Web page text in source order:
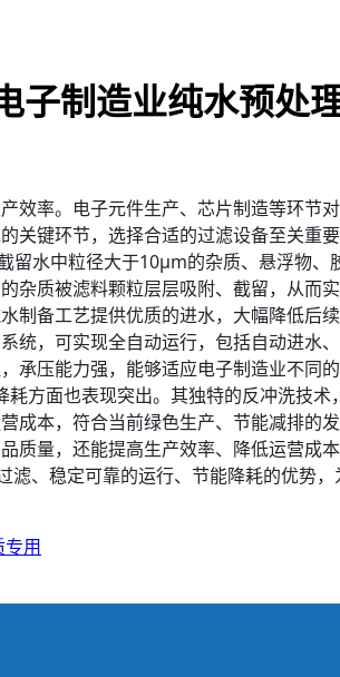
子制造业纯水预处
效率。电子元件生产、芯片制造等环节
关键环节，选择合适的过滤设备至关重
水中粒径大于10μm的杂质、悬浮物、
杂质被滤料颗粒层层吸附、截留，从
制备工艺提供优质的进水，大幅降低
统，可实现全自动运行，包括自动进
承压能力强，能够适应电子制造业不
面也表现突出。其独特的反冲洗技
成本，符合当前绿色生产、节能减排
质量，还能提高生产效率、降低运营
、稳定可靠的运行、节能降耗的优势
用